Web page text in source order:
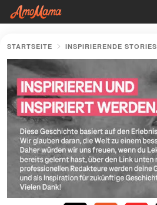
STARTSEITE INSPIRIERENDE STORIES